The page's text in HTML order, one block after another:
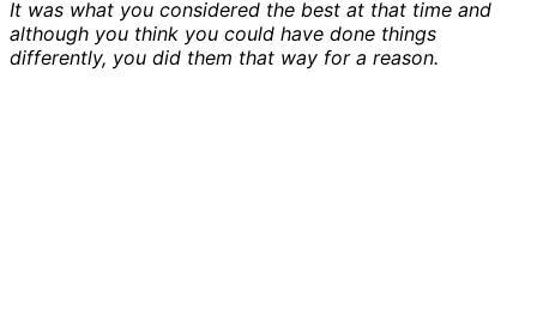
It was what you considered the best at that time and
although you think you could have done things
differently, you did them that way for a reason.